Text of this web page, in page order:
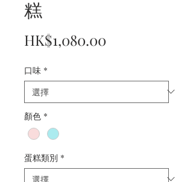
糕
HK$1,080.00
口味 *
顏色 *
蛋糕類別 *